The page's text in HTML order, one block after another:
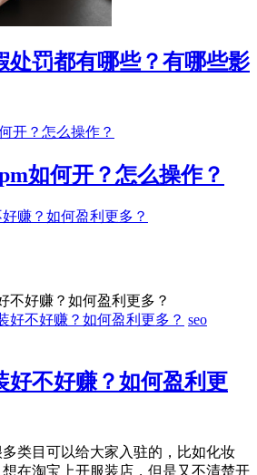
处罚都有哪些？有哪些影
如何开？怎么操作？
不好赚？如何盈利更多？
seo
好不好赚？如何盈利更
目可以给大家入驻的，比如化妆
在淘宝上开服装店，但是又不清楚开